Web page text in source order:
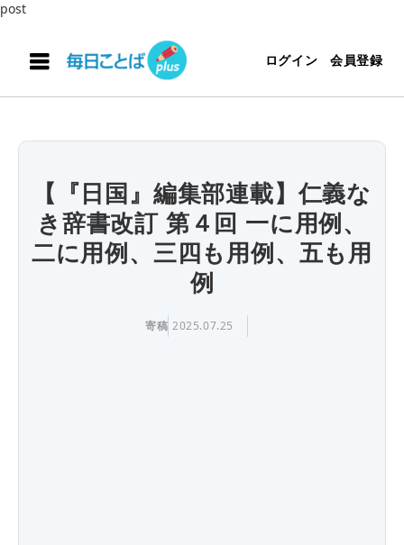
post
ログイン 会員登録
【『日国』編集部連載】仁義な
き辞書改訂 第４回 一に用例、
二に用例、三四も用例、五も用
例
寄稿 2025.07.25